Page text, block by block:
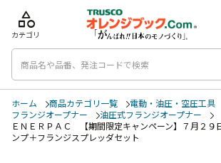
category
カテゴリ
ホーム 商品カテゴリ一覧 電動・油圧・空圧工具
フランジオープナー
油圧式フランジオープナー
ＥＮＥＲＰＡＣ 【期間限定キャンペーン】７月２
ンプ＋フランジスプレッダセット